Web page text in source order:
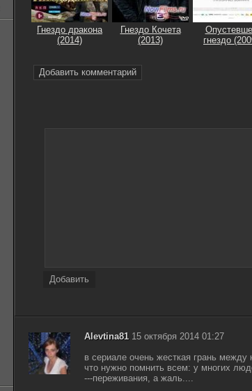
Гнездо дракона
(2014)
Гнездо Кочета
(2013)
гнездо
Добавить комментарий
Добавить
Alevtina81 15 октября 2014 01:27
в сериале очень жесткая грань
что нужно помнить всем: у многих
---переживания, а жаль....